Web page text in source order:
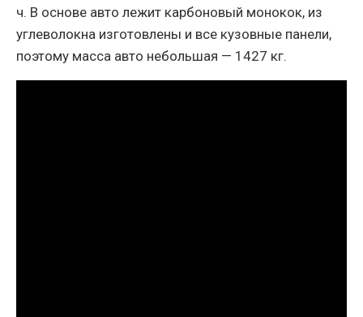
ч. В основе авто лежит карбоновый монокок, из
углеволокна изготовлены и все кузовные панели,
поэтому масса авто небольшая — 1427 кг.